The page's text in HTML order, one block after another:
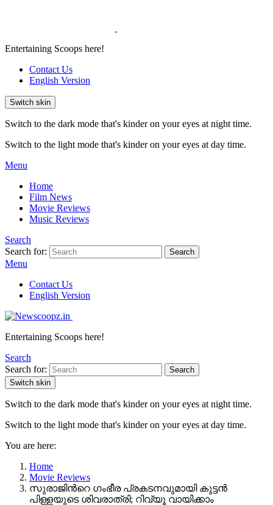
Entertaining Scoops here!
Contact Us
English Version
Switch skin
Switch to the dark mode that's kinder on your eyes at night time.
Switch to the light mode that's kinder on your eyes at day time.
Menu
Home
Film News
Movie Reviews
Music Reviews
Search
Search for:
Search
Menu
Contact Us
English Version
Entertaining Scoops here!
Search
Search for:
Search
Switch skin
Switch to the dark mode that's kinder on your eyes at night time.
Switch to the light mode that's kinder on your eyes at day time.
You are here:
Home
Movie Reviews
സുരാജിന്‍റെ ഗംഭീര പ്രകടനവുമായി കുട്ടന്‍
പിള്ളയുടെ ശിവരാത്രി; റിവ്യൂ വായിക്കാം